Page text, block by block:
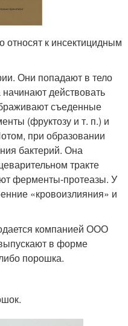
относят к инсектицидным
Они попадают в тело
действовать
съеденные
(фруктозу и т. п.) и
при образовании
бактерий. Она
тракте
ферменты-протеазы. У
«кровоизлияния» и
компанией ООО
в форме
порошка.